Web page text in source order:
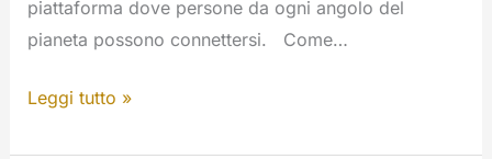
piattaforma dove persone da ogni angolo del
pianeta possono connettersi. Come…
Introduciamo
Leggi tutto »